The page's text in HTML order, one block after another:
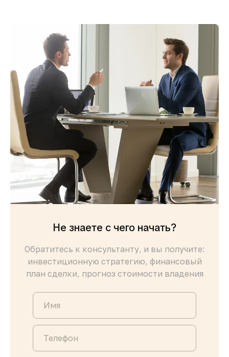
Не знаете с чего начать?
Обратитесь к консультанту, и вы получите:
инвестиционную стратегию, финансовый
план сделки, прогноз стоимости владения